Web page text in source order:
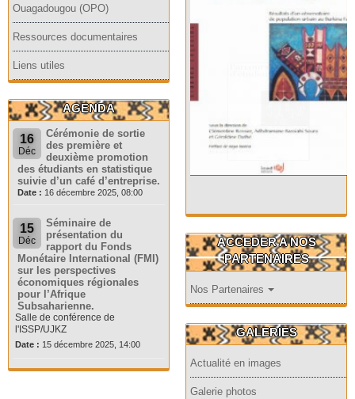
Ouagadougou (OPO)
Ressources documentaires
Liens utiles
AGENDA
16
Déc
Cérémonie de sortie
des première et
deuxième promotion
des étudiants en statistique
suivie d’un café d’entreprise.
Date : 16 décembre 2025, 08:00
15
Déc
Séminaire de
présentation du
rapport du Fonds
Monétaire International (FMI)
sur les perspectives
économiques régionales
pour l’Afrique
Subsaharienne.
Salle de conférence de
l'ISSP/UJKZ
Date : 15 décembre 2025, 14:00
ACCEDER A NOS
PARTENAIRES
Nos Partenaires
GALERIES
Actualité en images
Galerie photos